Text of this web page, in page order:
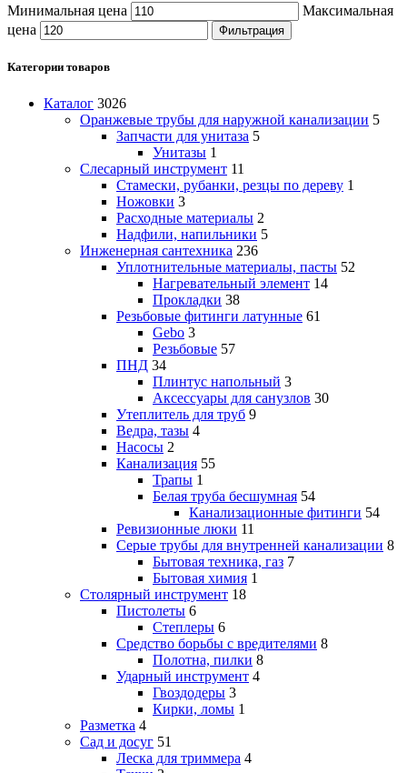
Минимальная цена
Максимальная
цена
Фильтрация
Категории товаров
Каталог 3026
Оранжевые трубы для наружной канализации 5
Запчасти для унитаза 5
Унитазы 1
Слесарный инструмент 11
Стамески, рубанки, резцы по дереву 1
Ножовки 3
Расходные материалы 2
Надфили, напильники 5
Инженерная сантехника 236
Уплотнительные материалы, пасты 52
Нагревательный элемент 14
Прокладки 38
Резьбовые фитинги латунные 61
Gebo 3
Резьбовые 57
ПНД 34
Плинтус напольный 3
Аксессуары для санузлов 30
Утеплитель для труб 9
Ведра, тазы 4
Насосы 2
Канализация 55
Трапы 1
Белая труба бесшумная 54
Канализационные фитинги 54
Ревизионные люки 11
Серые трубы для внутренней канализации 8
Бытовая техника, газ 7
Бытовая химия 1
Столярный инструмент 18
Пистолеты 6
Степлеры 6
Средство борьбы с вредителями 8
Полотна, пилки 8
Ударный инструмент 4
Гвоздодеры 3
Кирки, ломы 1
Разметка 4
Сад и досуг 51
Леска для триммера 4